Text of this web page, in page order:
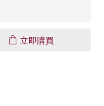
立即購買